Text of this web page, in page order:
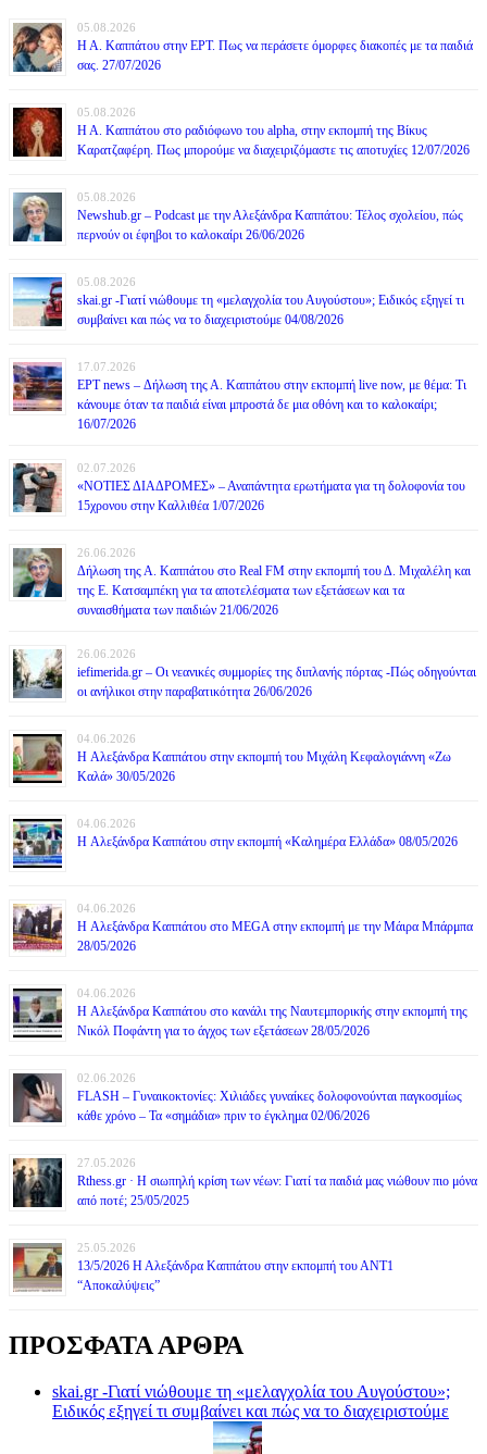
05.08.2026
Η Α. Καππάτου στην ΕΡΤ. Πως να περάσετε όμορφες διακοπές με τα παιδιά
σας. 27/07/2026
05.08.2026
Η Α. Καππάτου στο ραδιόφωνο του alpha, στην εκπομπή της Βίκυς
Καρατζαφέρη. Πως μπορούμε να διαχειριζόμαστε τις αποτυχίες 12/07/2026
05.08.2026
Newshub.gr – Podcast με την Αλεξάνδρα Καππάτου: Τέλος σχολείου, πώς
περνούν οι έφηβοι το καλοκαίρι 26/06/2026
05.08.2026
skai.gr -Γιατί νιώθουμε τη «μελαγχολία του Αυγούστου»; Ειδικός εξηγεί τι
συμβαίνει και πώς να το διαχειριστούμε 04/08/2026
17.07.2026
ΕΡΤ news – Δήλωση της Α. Καππάτου στην εκπομπή live now, με θέμα: Τι
κάνουμε όταν τα παιδιά είναι μπροστά δε μια οθόνη και το καλοκαίρι;
16/07/2026
02.07.2026
«ΝΟΤΙΕΣ ΔΙΑΔΡΟΜΕΣ» – Αναπάντητα ερωτήματα για τη δολοφονία του
15χρονου στην Καλλιθέα 1/07/2026
26.06.2026
Δήλωση της Α. Καππάτου στο Real FM στην εκπομπή του Δ. Μιχαλέλη και
της Ε. Κατσαμπέκη για τα αποτελέσματα των εξετάσεων και τα
συναισθήματα των παιδιών 21/06/2026
26.06.2026
iefimerida.gr – Οι νεανικές συμμορίες της διπλανής πόρτας -Πώς οδηγούνται
οι ανήλικοι στην παραβατικότητα 26/06/2026
04.06.2026
H Αλεξάνδρα Καππάτου στην εκπομπή του Μιχάλη Κεφαλογιάννη «Ζω
Καλά» 30/05/2026
04.06.2026
H Αλεξάνδρα Καππάτου στην εκπομπή «Καλημέρα Ελλάδα» 08/05/2026
04.06.2026
H Αλεξάνδρα Καππάτου στο MEGA στην εκπομπή με την Μάιρα Mπάρμπα
28/05/2026
04.06.2026
H Αλεξάνδρα Καππάτου στο κανάλι της Ναυτεμπορικής στην εκπομπή της
Νικόλ Ποφάντη για το άγχος των εξετάσεων 28/05/2026
02.06.2026
FLASH – Γυναικοκτονίες: Χιλιάδες γυναίκες δολοφονούνται παγκοσμίως
κάθε χρόνο – Τα «σημάδια» πριν το έγκλημα 02/06/2026
27.05.2026
Rthess.gr · Η σιωπηλή κρίση των νέων: Γιατί τα παιδιά μας νιώθουν πιο μόνα
από ποτέ; 25/05/2025
25.05.2026
13/5/2026 Η Αλεξάνδρα Καππάτου στην εκπομπή του ΑΝΤ1
“Αποκαλύψεις”
ΠΡΟΣΦΑΤΑ ΑΡΘΡΑ
skai.gr -Γιατί νιώθουμε τη «μελαγχολία του Αυγούστου»;
Ειδικός εξηγεί τι συμβαίνει και πώς να το διαχειριστούμε